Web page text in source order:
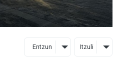
Entzun Itzuli